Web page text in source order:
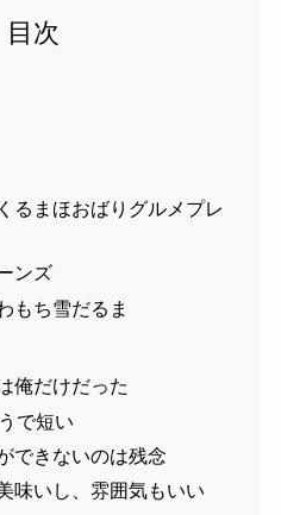
目次
るまほおばりグルメプレ
ンズ
もち雪だるま
俺だけだった
で短い
できないのは残念
味いし、雰囲気もいい